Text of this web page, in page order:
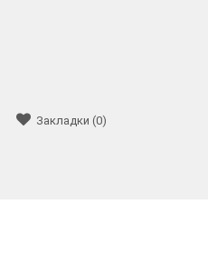
Закладки (0)